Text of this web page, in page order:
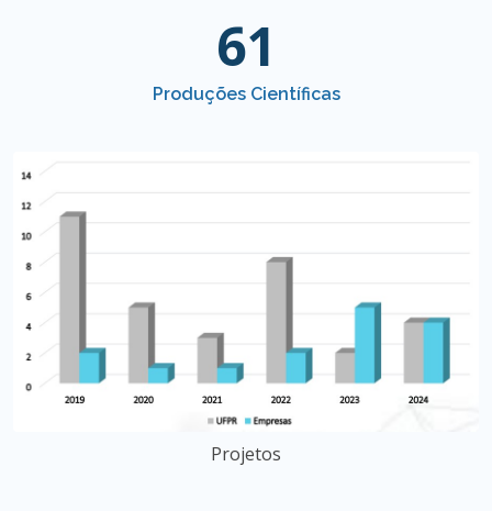
61
Produções Científicas
Projetos